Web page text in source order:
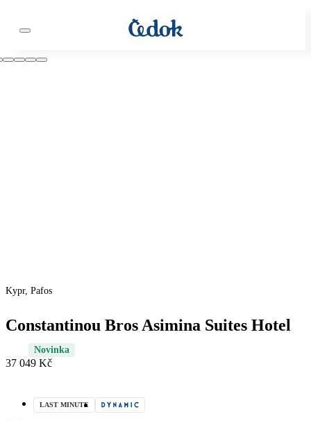
Kypr, Pafos
Constantinou Bros Asimina Suites Hotel
Novinka
37 049 Kč
LAST MINUTE